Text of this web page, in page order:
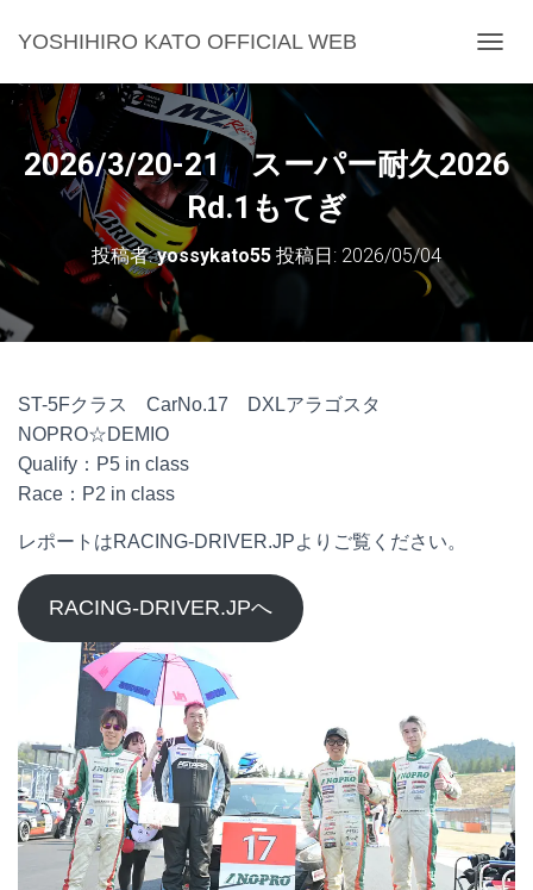
YOSHIHIRO KATO OFFICIAL WEB
ビ
シ
ョ
2026/3/20-21 スーパー耐久2026
Rd.1もてぎ
投稿者:yossykato55 投稿日: 2026/05/04
ST-5Fクラス CarNo.17 DXLアラゴスタ
NOPRO☆DEMIO
Qualify：P5 in class
Race：P2 in class
レポートはRACING-DRIVER.JPよりご覧ください。
RACING-DRIVER.JPへ